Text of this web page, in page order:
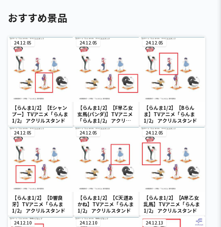
おすすめ景品
24.12.05
【らんま1/2】【Eシャン
プー】TVアニメ「らんま
1/2」 アクリルスタンド
24.12.05
【らんま1/2】【F早乙女
玄馬(パンダ)】TVアニメ
「らんま1/2」 アクリル
スタンド
24.12.05
【らんま1/2】【Bらん
ま】TVアニメ「らんま
1/2」 アクリルスタンド
24.12.05
【らんま1/2】【D響良
牙】TVアニメ「らんま
1/2」 アクリルスタンド
24.12.05
【らんま1/2】【C天道あ
かね】TVアニメ「らんま
1/2」 アクリルスタンド
24.12.05
【らんま1/2】【A早乙女
乱馬】TVアニメ「らんま
1/2」 アクリルスタンド
24.12.10 24.12.10 24.12.13